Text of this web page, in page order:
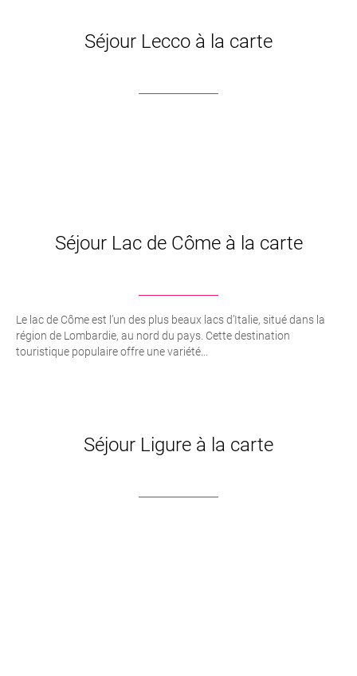
Séjour Lecco à la carte
Séjour Lac de Côme à la carte
Le lac de Côme est l’un des plus beaux lacs d’Italie, situé dans la
région de Lombardie, au nord du pays. Cette destination
touristique populaire offre une variété...
Séjour Ligure à la carte